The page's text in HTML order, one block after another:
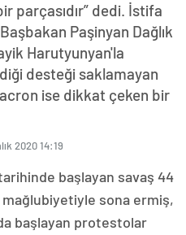
parçasıdır” dedi. İstifa
Paşinyan Dağlık
Harutyunyan'la
desteği saklamayan
ise dikkat çeken bir
2020 14:19
başlayan savaş 44
mağlubiyetiyle sona ermiş,
başlayan protestolar